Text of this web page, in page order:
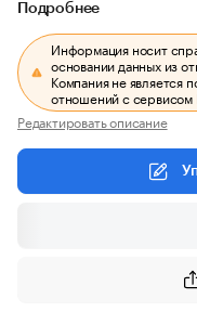
Подробнее
Информация носит
основании данных из
Компания не является
отношений с сервисом
Редактировать описание